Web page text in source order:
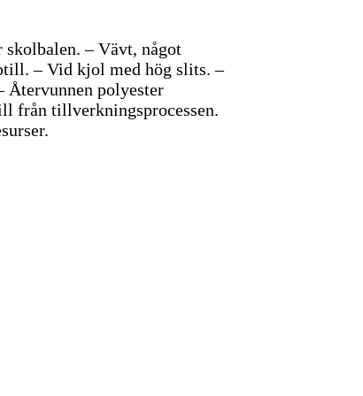
– Vävt, något
– Vid kjol med hög slits. –
Återvunnen polyester
från tillverkningsprocessen.